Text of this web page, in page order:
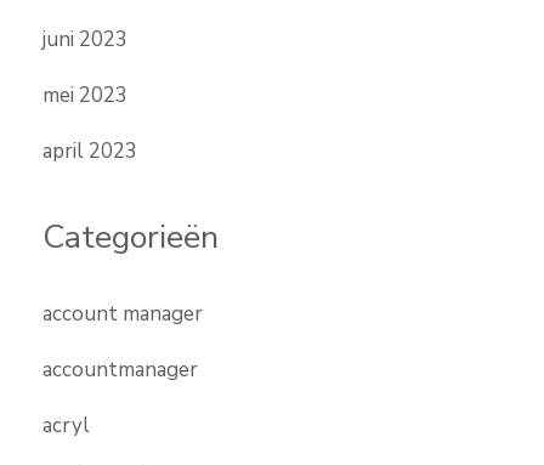
juni 2023
mei 2023
april 2023
Categorieën
account manager
accountmanager
acryl